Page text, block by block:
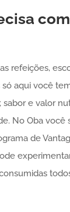
refeições,
aqui você
e valor
No Oba você
de